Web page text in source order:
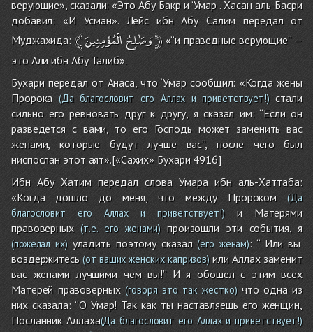
верующие», сказали: «Это Абу Бакр и ‘Умар . Хасан аль-Басри
добавил: «И Усман». Лейс ибн Абу Салим передал от
Муджахида: ﴾ وَصَٰلِحُالْمُؤْمِنِينَ ﴿«‘‘и праведные верующие’’ —
это Али ибн Абу Талиб».
Бухари передал от Анаса, что ‘Умар сообщил: «Когда жены
Пророка (Да благословит его Аллах и приветствует!)стали
сильно его ревновать друг к другу, я сказал им: ‘‘Если он
разведется с вами, то его Господь может заменить вас
женами, которые будут лучше вас’’, после чего был
ниспослан этот аят».[«Сахих» Бухари 4916]
Ибн Абу Хатим передал слова Умара ибн аль-Хаттаба:
«Когда дошло до меня, что между Пророком (Да
благословит его Аллах и приветствует!)и Матерями
правоверных(т.е. его женами)произошли эти события, я
(пожелал их)уладить поэтому сказал(его женам): ‘‘ Или вы
воздержитесь(от ваших женских капризов) или Аллах заменит
вас женами лучшими чем вы!’’ И я обошел с этим всех
Матерей правоверных(говоря это так жестко)что одна из
них сказала: ‘‘О Умар! Так как ты наставляешь его женщин,
Посланник Аллаха(Да благословит его Аллах и приветствует!)